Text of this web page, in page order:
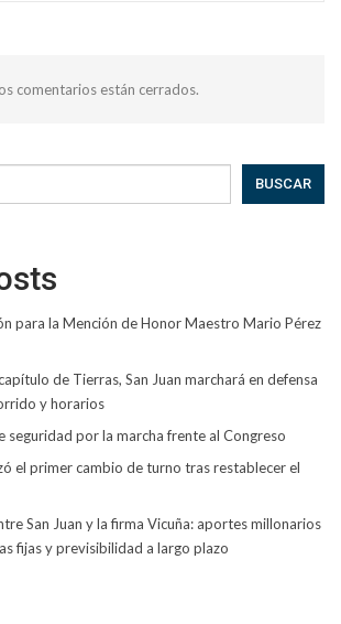
comentarios están cerrados.
BUSCAR
para la Mención de Honor Maestro Mario Pérez
de Tierras, San Juan marchará en defensa
y horarios
seguridad por la marcha frente al Congreso
el primer cambio de turno tras restablecer el
San Juan y la firma Vicuña: aportes millonarios
fijas y previsibilidad a largo plazo